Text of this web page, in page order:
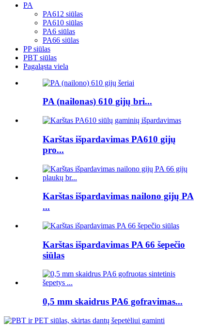
PA
PA612 siūlas
PA610 siūlas
PA6 siūlas
PA66 siūlas
PP siūlas
PBT siūlas
Pagaląsta viela
PA (nailonas) 610 gijų bri...
Karštas išpardavimas PA610 gijų
pro...
Karštas išpardavimas nailono gijų PA
...
Karštas išpardavimas PA 66 šepečio
siūlas
0,5 mm skaidrus PA6 gofravimas...